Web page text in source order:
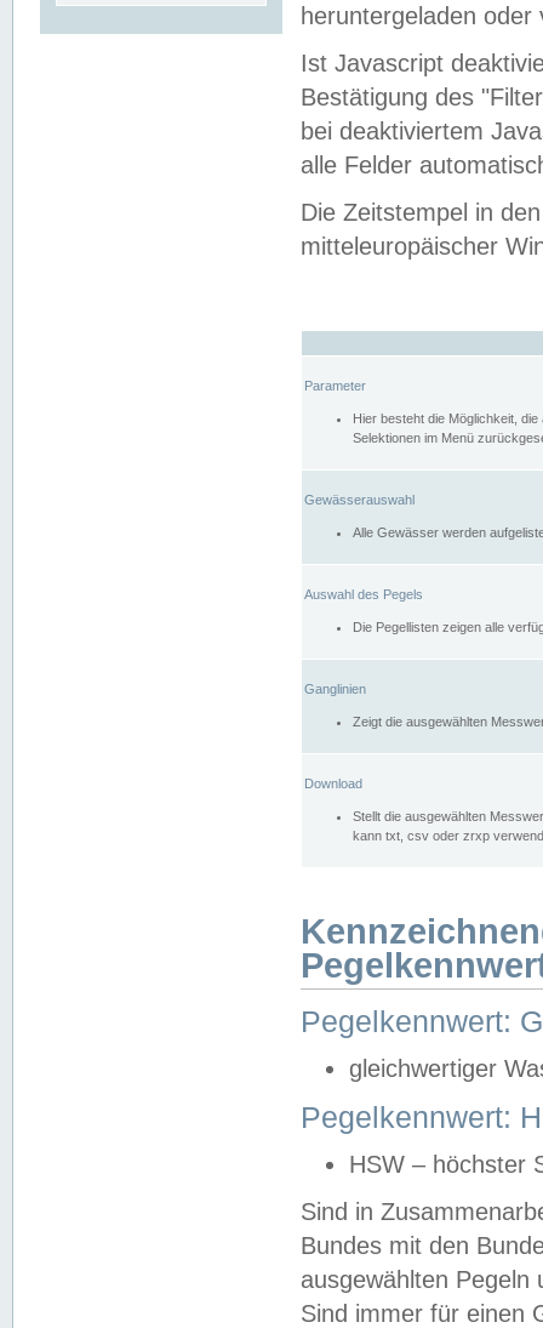
heruntergeladen oder
Ist Javascript
Bestätigung des
bei deaktiviertem
alle Felder
Die Zeitstempel in
mitteleuropäischer
Parameter
Hier besteht die Möglichkeit,
Selektionen im Menü
Gewässerauswahl
Alle Gewässer werden
Auswahl des Pegels
Die Pegellisten zeigen alle
Ganglinien
Zeigt die ausgewählten
Download
Stellt die ausgewählten
kann txt, csv oder zrxp
Pegelkennwert:
gleichwertiger
Pegelkennwert:
HSW – höchster
Sind in
Bundes mit den
ausgewählten
Sind immer für einen